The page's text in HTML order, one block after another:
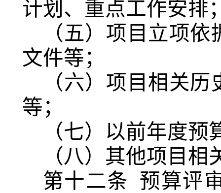
计划、重点工作安排
（五）项目立项
文件等；
（六）项目相关
等；
（七）以前年度
（八）其他项目
第十二条 预算评